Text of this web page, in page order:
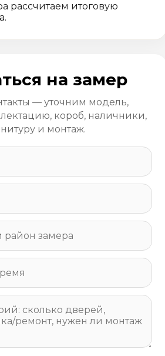
рассчитаем итоговую
на замер
— уточним модель,
короб, наличники,
и монтаж.